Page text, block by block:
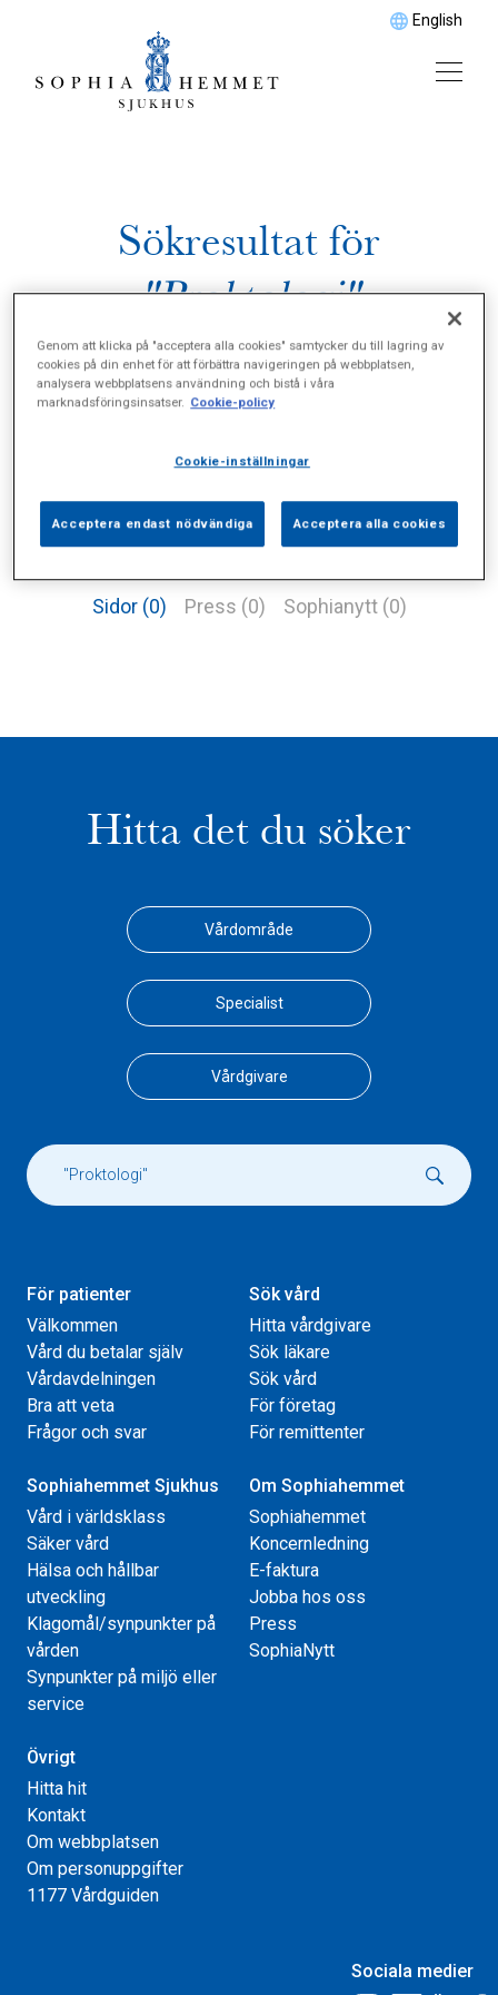
English
Sökresultat för
"Proktologi"
Sidor (0) Press (0) Sophianytt (0)
Hitta det du söker
Vårdområde
Specialist
Vårdgivare
För patienter
Välkommen
Vård du betalar själv
Vårdavdelningen
Bra att veta
Frågor och svar
Sök vård
Hitta vårdgivare
Sök läkare
Sök vård
För företag
För remittenter
Sophiahemmet Sjukhus
Vård i världsklass
Säker vård
Hälsa och hållbar
utveckling
Klagomål/synpunkter på
vården
Synpunkter på miljö eller
service
Om Sophiahemmet
Sophiahemmet
Koncernledning
E-faktura
Jobba hos oss
Press
SophiaNytt
Övrigt
Hitta hit
Kontakt
Om webbplatsen
Om personuppgifter
1177 Vårdguiden
Sociala medier
Genom att klicka på "acceptera alla cookies" samtycker du till lagring av
cookies på din enhet för att förbättra navigeringen på webbplatsen,
analysera webbplatsens användning och bistå i våra
marknadsföringsinsatser. Cookie-policy
Cookie-inställningar
Acceptera endast nödvändiga Acceptera alla cookies